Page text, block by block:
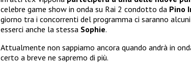
celebre game show in onda su Rai 2 condotto da Pino
giorno tra i concorrenti del programma ci saranno
esserci anche la stessa Sophie.
Attualmente non sappiamo ancora quando andrà in
certo a breve ne sapremo di più.